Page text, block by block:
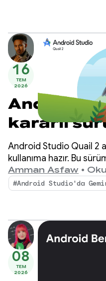
16
TEM
2026
Android
kararlı
Android
Zeka
görev
Android Studio Quail 2
kullanıma hazır. Bu
yapay zeka destekli iş
edilmiş bellek
duyarlı kilitlenme
Amman Asfaw •
#Android Studio'da
08
TEM
2026